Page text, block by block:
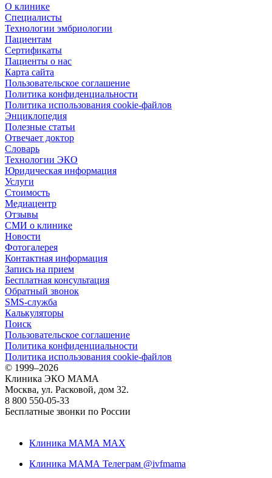
О клинике
Специалисты
Технологии эмбриологии
Пациентам
Сертификаты
Пациенты о нас
Карта сайта
Пользовательское соглашение
Политика конфиденциальности
Политика использования cookie-файлов
Энциклопедия
Полезные статьи
Отвечает доктор
Словарь
Технологии ЭКО
Юридическая информация
Услуги
Стоимость
Медиацентр
Отзывы
СМИ о клинике
Новости
Фотогалерея
Контактная информация
Запись на прием
Бесплатная консультация
Обратный звонок
SMS-служба
Калькуляторы
Поиск
Пользовательское соглашение
Политика конфиденциальности
Политика использования cookie-файлов
© 1999–2026
Клиника ЭКО МАМА
Москва, ул. Расковой, дом 32.
8 800 550-05-33
Бесплатные звонки по России
Клиника МАМА MAX
Клиника МАМА Телеграм @ivfmama